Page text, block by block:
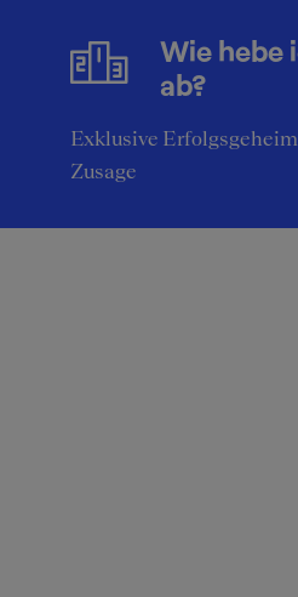
Wie hebe
ab?
Exklusive
Zusage